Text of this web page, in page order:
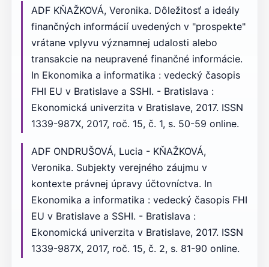
ADF KŇAŽKOVÁ, Veronika. Dôležitosť a ideály
finančných informácií uvedených v "prospekte"
vrátane vplyvu významnej udalosti alebo
transakcie na neupravené finančné informácie.
In Ekonomika a informatika : vedecký časopis
FHI EU v Bratislave a SSHI. - Bratislava :
Ekonomická univerzita v Bratislave, 2017. ISSN
1339-987X, 2017, roč. 15, č. 1, s. 50-59 online.
ADF ONDRUŠOVÁ, Lucia - KŇAŽKOVÁ,
Veronika. Subjekty verejného záujmu v
kontexte právnej úpravy účtovníctva. In
Ekonomika a informatika : vedecký časopis FHI
EU v Bratislave a SSHI. - Bratislava :
Ekonomická univerzita v Bratislave, 2017. ISSN
1339-987X, 2017, roč. 15, č. 2, s. 81-90 online.